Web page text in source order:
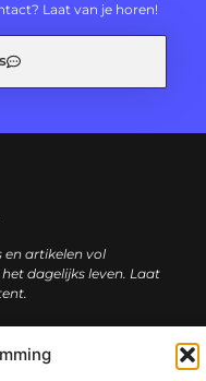
Laat van je horen!
artikelen vol
dagelijks leven. Laat